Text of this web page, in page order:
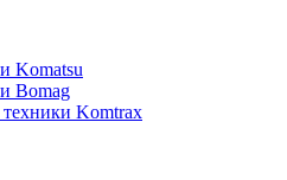
Komatsu
Bomag
Komtrax